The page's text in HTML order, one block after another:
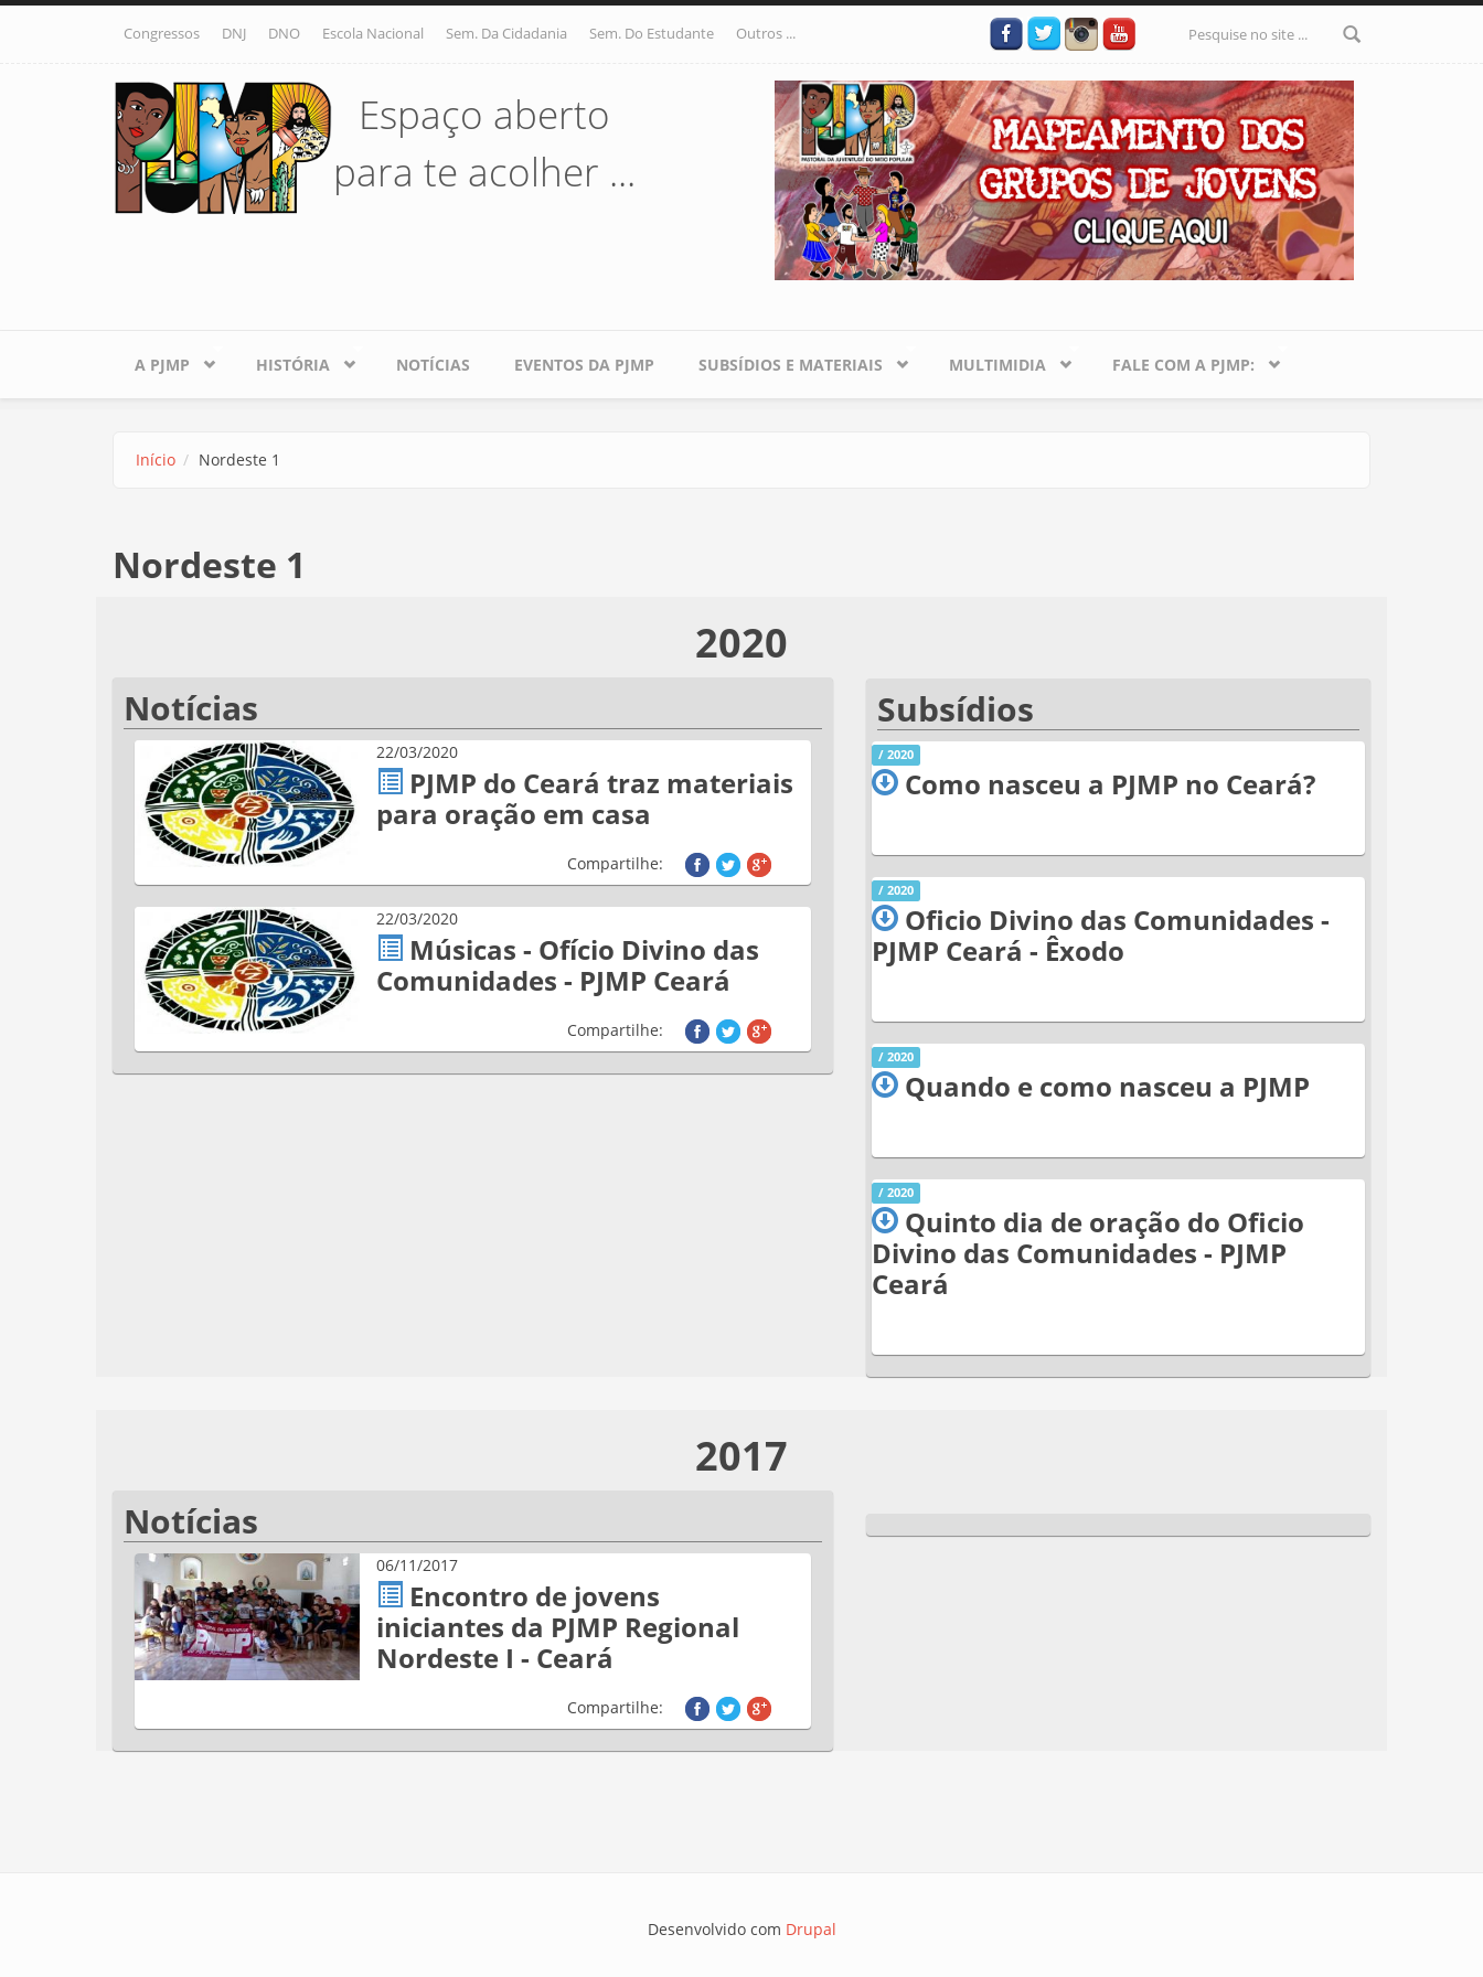
Pular para o conteúdo principal
Congressos DNJ DNO Escola Nacional Sem. Da Cidadania Sem. Do Estudante Outros ...
Formulário
de busca
Espaço aberto
para te acolher ...
A PJMP HISTÓRIA NOTÍCIAS EVENTOS DA PJMP SUBSÍDIOS E MATERIAIS MULTIMIDIA FALE COM A PJMP:
Início Nordeste 1
Nordeste 1
2020
Notícias
22/03/2020
PJMP do Ceará traz materiais
para oração em casa
Compartilhe:
22/03/2020
Músicas - Ofício Divino das
Comunidades - PJMP Ceará
Compartilhe:
Subsídios
/ 2020
Como nasceu a PJMP no Ceará?
/ 2020
Oficio Divino das Comunidades -
PJMP Ceará - Êxodo
/ 2020
Quando e como nasceu a PJMP
/ 2020
Quinto dia de oração do Oficio
Divino das Comunidades - PJMP
Ceará
2017
Notícias
06/11/2017
Encontro de jovens
iniciantes da PJMP Regional
Nordeste I - Ceará
Compartilhe:
Desenvolvido com Drupal